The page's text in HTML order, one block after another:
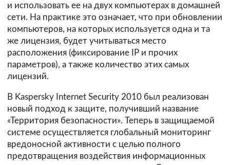
и использовать ее на двух компьютерах в домашней
сети. На практике это означает, что при обновлении
компьютеров, на которых используется одна и та
же лицензия, будет учитываться место
расположения (фиксирование IP и прочих
параметров), а также количество этих самых
лицензий.
В Kaspersky Internet Security 2010 был реализован
новый подход к защите, получивший название
«Территория безопасности». Теперь в защищаемой
системе осуществляется глобальный мониторинг
вредоносной активности с целью полного
предотвращения воздействия информационных